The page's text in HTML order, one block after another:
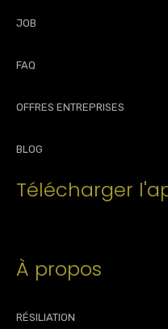
JOB
FAQ
OFFRES ENTREPRISES
BLOG
Télécharger
À propos
RÉSILIATION